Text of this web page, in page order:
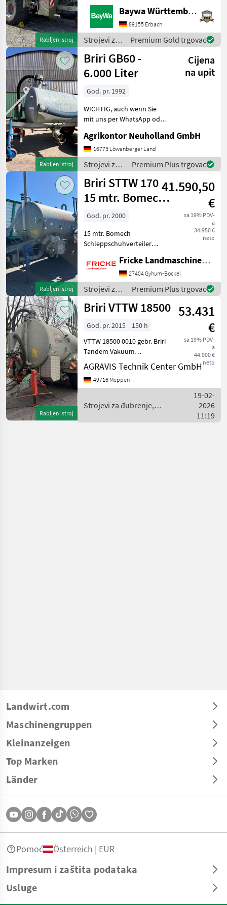
Briri
Vakutec
Fliegl
Fuchs
Bauer
Joskin
Prikaži
(51)
MARKETPLACE
Marketplace
Ponude
trgovaca
Mali
Rabljeni stroj
steht Ihnen Herr
Vogelmann Tel.: 0162 2302
008 für Ihre Anfrage zur
Verfügung!Briri
Pumptankwa
Baywa Württemberg
89155 Erbach
Strojevi za
đubrenje,
gnojenje i
navodnjavanje
/ Briri
Premium Gold trgovac
Rabljeni stroj
Briri GB60 -
6.000 Liter
Cijena
na upit
God. pr. 1992
WICHTIG, auch wenn Sie
mit uns per WhatsApp oder
daraufhin Maschinen
kaufen, bitte kontrollieren
Sie die Auftragsbestätigung,
Proforma und auch R
Agrikontor Neuholland GmbH
16775 Löwenberger Land
Strojevi za
đubrenje,
gnojenje i
navodnjavanje
/ Briri
Premium Plus trgovac
Rabljeni stroj
Briri STTW 170
15 mtr. Bomech
Baujahr 2015
41.590,50
€
sa 19% PDV-
a
34.950 €
neto
God. pr. 2000
15 mtr. Bomech
Schleppschuhverteiler
Vogelsang Verteiler, 4 Punkt
Lenkachse, Schaurohr,
Cutter vorne links, Vogel
Fricke Landmaschinen GmbH
27404 Gyhum-Bockel
Strojevi za
đubrenje,
gnojenje i
/ Briri
Premium Plus trgovac
Rabljeni stroj
Briri VTTW 18500 53.431
€
sa 19% PDV-
a
44.900 €
neto
God. pr. 2015
150 h
VTTW 18500 0010 gebr. Briri
Tandem Vakuum
Güllewagen 0020 VTTW 180
0090
Weitwinkelgelenkwelle
beidseitig am Behälter 0120
Füllstandsanzeige üb
AGRAVIS Technik Center GmbH
49716 Meppen
Strojevi za đubrenje,
Briri
19-02-
2026
11:19
Landwirt.com
Maschinengruppen
Kleinanzeigen
Top Marken
Länder
Impresum i zaštita podataka
Usluge
Pomoć Österreich | EUR